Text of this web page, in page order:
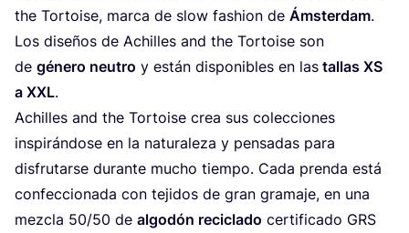
the Tor­to­ise, mar­ca de slow fashion de Áms­ter­dam.
Los dise­ños de Achi­lles and the Tor­to­ise son
de géne­ro neu­tro y están dis­po­ni­bles en las tallas XS
a XXL.
Achi­lles and the Tor­to­ise crea sus colec­cio­nes
ins­pi­rán­do­se en la natu­ra­le­za y pen­sa­das para
dis­fru­tar­se duran­te mucho tiem­po. Cada pren­da está
con­fec­cio­na­da con teji­dos de gran gra­ma­je, en una
mez­cla 50/50 de algo­dón reci­cla­do cer­ti­fi­ca­do GRS